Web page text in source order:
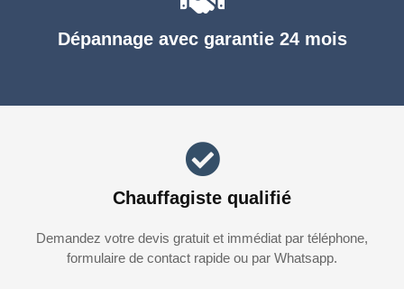
Dépannage avec garantie 24 mois
Chauffagiste qualifié
Demandez votre devis gratuit et immédiat par téléphone,
formulaire de contact rapide ou par Whatsapp.